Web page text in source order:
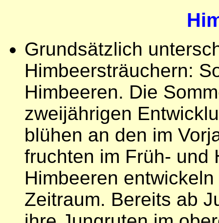
Grundsätzlich
Himbeersträuchern:
Himbeeren. Die
zweijährigen
blühen an den im
fruchten im Früh- und
Himbeeren
Zeitraum. Bereits ab